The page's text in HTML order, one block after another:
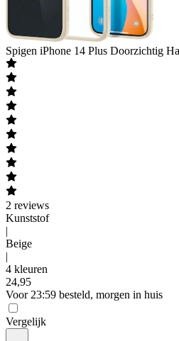
Spigen iPhone 14 Plus Doorzichtig
2 reviews
Kunststof
|
Beige
|
4 kleuren
24,95
Voor 23:59 besteld, morgen in huis
Vergelijk